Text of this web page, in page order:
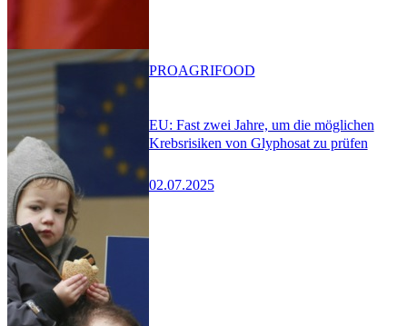
EU: Fast zwei Jahre, um die möglichen
Krebsrisiken von Glyphosat zu prüfen
02.07.2025
PROAGRIFOOD